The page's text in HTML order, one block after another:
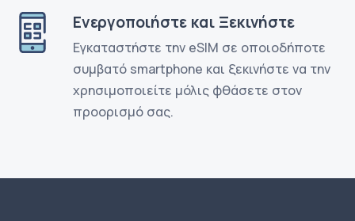
Ενεργοποιήστε και Ξεκινήστε
Εγκαταστήστε την eSIM σε οποιοδήποτε
συμβατό smartphone και ξεκινήστε να την
χρησιμοποιείτε μόλις φθάσετε στον
προορισμό σας.